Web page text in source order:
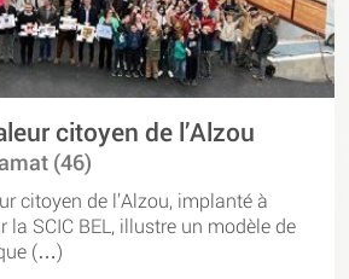
citoyen de l’Alzou
(46)
citoyen de l’Alzou, implanté à
la SCIC BEL, illustre un modèle de
(…)